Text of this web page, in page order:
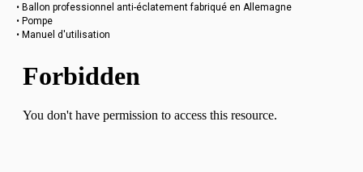
• Ballon professionnel anti-éclatement fabriqué en Allemagne
• Pompe
• Manuel d'utilisation